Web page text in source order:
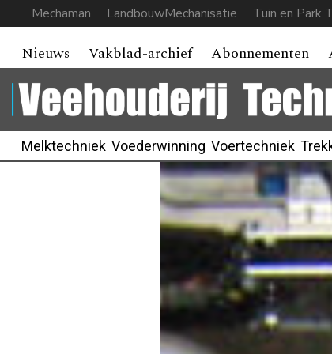
Mechaman LandbouwMechanisatie Tuin en Park
Nieuws Vakblad-archief Abonnementen
Melktechniek Voederwinning Voertechniek